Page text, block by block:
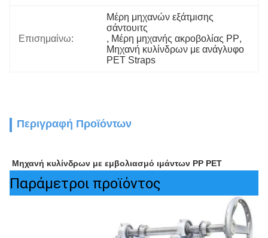
Επισημαίνω:
Μέρη μηχανών εξάτμισης
σάντουιτς
, Μέρη μηχανής ακροβολίας PP,
Μηχανή κυλίνδρων με ανάγλυφο
PET Straps
Περιγραφή Προϊόντων
Μηχανή κυλίνδρων με εμβολιασμό ιμάντων PP PET
Παράμετροι προϊόντος